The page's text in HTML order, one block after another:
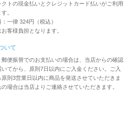
クトの現金払いとクレジットカード払いがご利用
。
一律 324円（税込）
客様負担となります。
いて
郵便振替でのお支払いの場合は、当店からの確認
いてから、原則7日以内にご入金ください。ご入
則3営業日以内に商品を発送させていただきま
場合は当店よりご連絡させていただきます。